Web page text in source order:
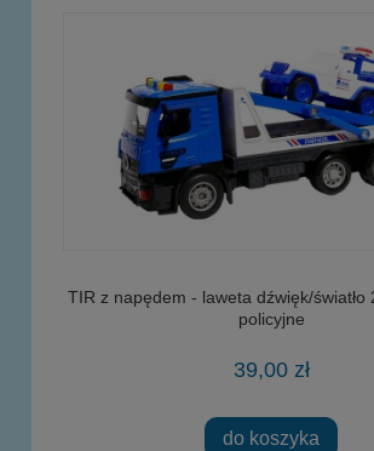
TIR z napędem - laweta dźwięk/światło
policyjne
39,00 zł
do koszyka